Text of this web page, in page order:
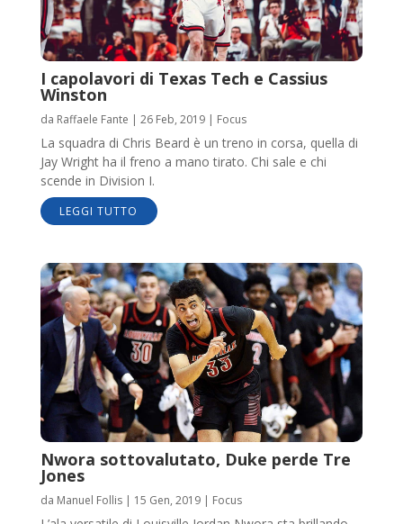
I capolavori di Texas Tech e Cassius
Winston
da Raffaele Fante | 26 Feb, 2019| Focus
La squadra di Chris Beard è un treno in corsa, quella di
Jay Wright ha il freno a mano tirato. Chi sale e chi
scende in Division I.
LEGGI TUTTO
Nwora sottovalutato, Duke perde Tre
Jones
da Manuel Follis| 15 Gen, 2019| Focus